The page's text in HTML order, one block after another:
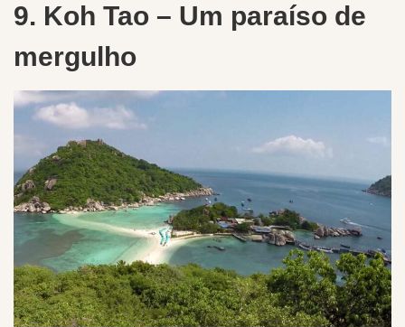
9. Koh Tao – Um paraíso de
mergulho